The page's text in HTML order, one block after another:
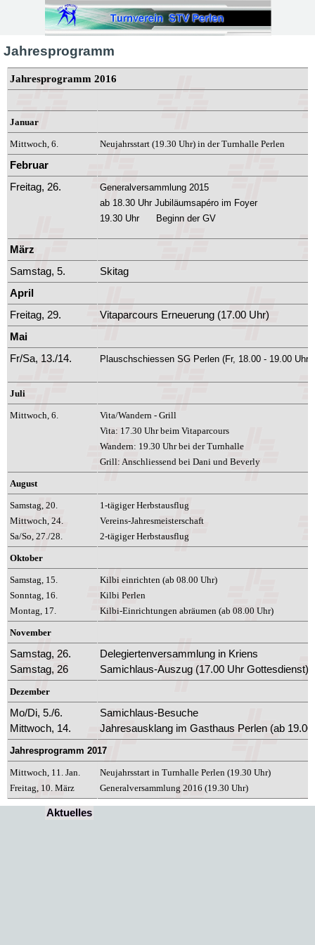
Direkt zum Seiteninhalt
Jahresprogramm
Jahresprogramm 2016
Januar
Mittwoch, 6. Neujahrsstart (19.30 Uhr) in der Turnhalle Perlen
Februar
Freitag, 26.
Generalversammlung 2015
ab 18.30 Uhr Jubiläumsapéro im Foyer
19.30 Uhr Beginn der GV
März
Samstag, 5.
Skitag
April
Freitag, 29.
Vitaparcours Erneuerung (17.00 Uhr)
Mai
Fr/Sa, 13./14.
Plauschschiessen SG Perlen (Fr, 18.00 - 19.00 Uhr
Juli
Mittwoch, 6. Vita/Wandern - Grill
Vita: 17.30 Uhr beim Vitaparcours
Wandern: 19.30 Uhr bei der Turnhalle
Grill: Anschliessend bei Dani und Beverly
August
Samstag, 20.
Mittwoch, 24.
Sa/So, 27./28.
1-tägiger Herbstausflug
Vereins-Jahresmeisterschaft
2-tägiger Herbstausflug
Oktober
Samstag, 15.
Sonntag, 16.
Montag, 17.
Kilbi einrichten (ab 08.00 Uhr)
Kilbi Perlen
Kilbi-Einrichtungen abräumen (ab 08.00 Uhr)
November
Samstag, 26.
Samstag, 26
Delegiertenversammlung in Kriens
Samichlaus-Auszug (17.00 Uhr Gottesdienst)
Dezember
Mo/Di, 5./6.
Mittwoch, 14.
Samichlaus-Besuche
Jahresausklang im Gasthaus Perlen (ab
Jahresprogramm 2017
Mittwoch, 11. Jan.
Freitag, 10. März
Neujahrsstart in Turnhalle Perlen (19.30 Uhr)
Generalversammlung 2016 (19.30 Uhr)
Aktuelles